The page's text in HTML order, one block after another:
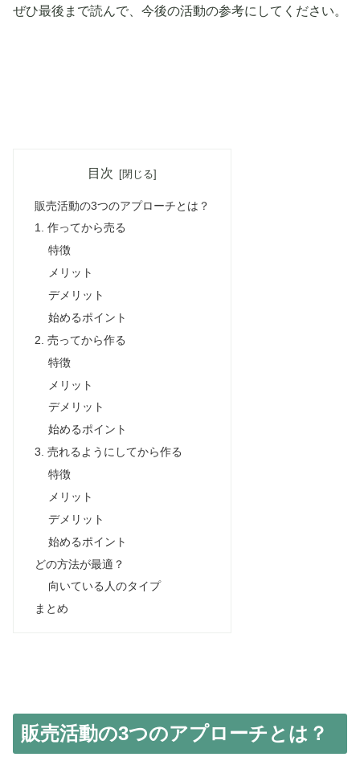
ぜひ最後まで読んで、今後の活動の参考にしてください。
目次
販売活動の3つのアプローチとは？
1. 作ってから売る
特徴
メリット
デメリット
始めるポイント
2. 売ってから作る
特徴
メリット
デメリット
始めるポイント
3. 売れるようにしてから作る
特徴
メリット
デメリット
始めるポイント
どの方法が最適？
向いている人のタイプ
まとめ
販売活動の3つのアプローチとは？